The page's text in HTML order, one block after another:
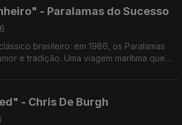
- Paralamas do Sucesso
brasileiro: em 1986, os Paralamas
e tradição. Uma viagem marítima que
- Chris De Burgh